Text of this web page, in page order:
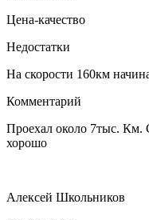
Цена-качество
Недостатки
На скорости 160км
Комментарий
Проехал около 7тыс. Км.
хорошо
Алексей Школьников